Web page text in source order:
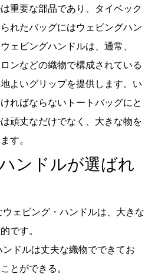
重要な部品であり、タイベック
れたバッグにはウェビングハン
ェビングハンドルは、通常、
ンなどの織物で構成されている
よいグリップを提供します。い
ればならないトートバッグにと
頑丈なだけでなく、大きな物を
す。
ンドルが選ばれ
ウェビング・ハンドルは、大きな
です。
ンドルは丈夫な織物でできてお
とができる。